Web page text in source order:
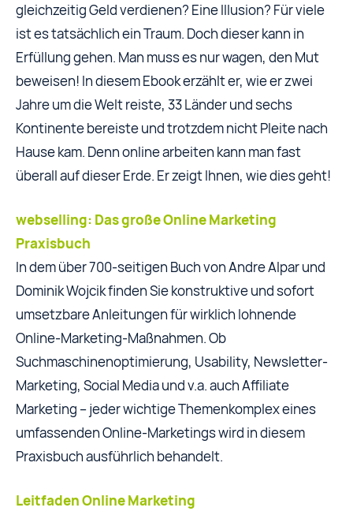
gleichzeitig Geld verdienen? Eine Illusion? Für viele
ist es tatsächlich ein Traum. Doch dieser kann in
Erfüllung gehen. Man muss es nur wagen, den Mut
beweisen! In diesem Ebook erzählt er, wie er zwei
Jahre um die Welt reiste, 33 Länder und sechs
Kontinente bereiste und trotzdem nicht Pleite nach
Hause kam. Denn online arbeiten kann man fast
überall auf dieser Erde. Er zeigt Ihnen, wie dies geht!
webselling: Das große Online Marketing
Praxisbuch
In dem über 700-seitigen Buch von Andre Alpar und
Dominik Wojcik finden Sie konstruktive und sofort
umsetzbare Anleitungen für wirklich lohnende
Online-Marketing-Maßnahmen. Ob
Suchmaschinenoptimierung, Usability, Newsletter-
Marketing, Social Media und v.a. auch Affiliate
Marketing – jeder wichtige Themenkomplex eines
umfassenden Online-Marketings wird in diesem
Praxisbuch ausführlich behandelt.
Leitfaden Online Marketing